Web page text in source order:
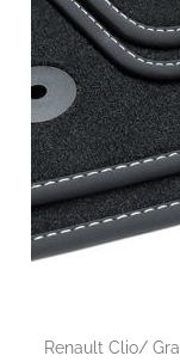
Renault Clio/